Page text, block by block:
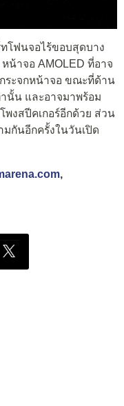
ทโฟนจอไร้ขอบสุดบาง
น้าจอ AMOLED ที่อาจ
ระจกหน้าจอ ขณะที่ด้าน
นั้น และอาจมาพร้อม
งสปีคเกอร์อีกด้วย ส่วน
มกันอีกครั้งในวันเปิด
,